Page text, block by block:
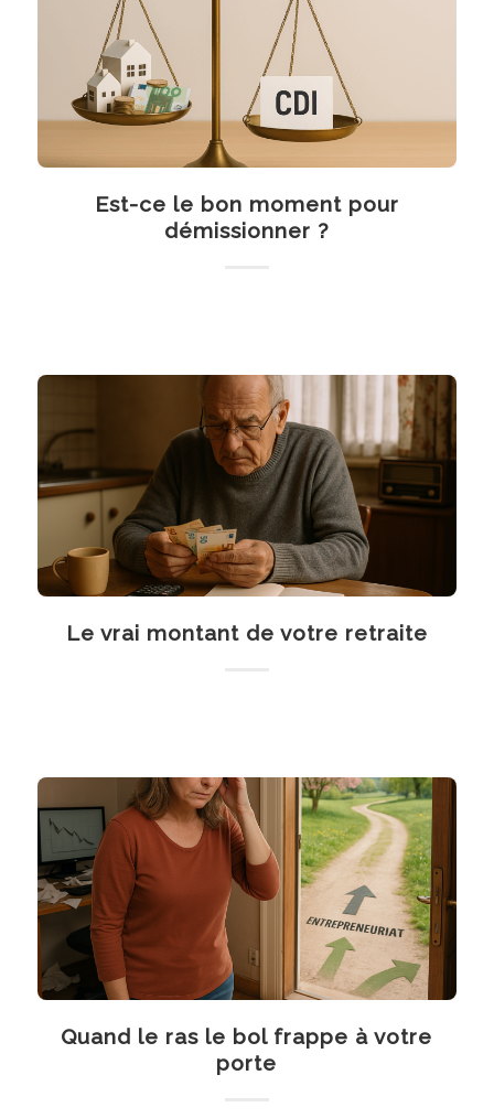
Est-ce le bon moment pour
démissionner ?
Le vrai montant de votre retraite
Quand le ras le bol frappe à votre
porte